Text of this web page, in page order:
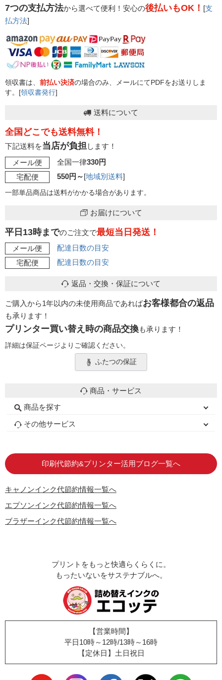
7つの支払方法から選べて便利！安心の後払いもOK！ [支
払方法]
領収書は、 前払い決済の場合のみ、メールにてPDFをお送りしま
す。[領収書発行]
送料について
全国どこでも送料無料！
下記送料を当店が負担します！
メール便
全国一律330円
宅配便
550円～[地域別送料]
一部単品商品は送料がかかる場合があります。
お届けについて
平日13時までのご注文で最短当日発送！
メール便
配達日数の目安
宅配便
配達日数の目安
返品・交換・保証について
ご購入から1年以内の未使用商品であればお客様都合の返品
も承ります！
プリンター買い替え時の商品交換も承ります！
詳細は保証ページよりご確認ください。
ふたつの保証
商品・サービス
商品を探す
初心者用セット
キャノンインク
エプソンインク
ブラザーインク
詰め替えインク
互換インクボトル
互換インクカートリッジ
再生インクカートリッジ
トナーカートリッジ
その他サービス
印刷代節約&プリンター活用ブログ一覧へ
キャノンインク代節約情報一覧へ
エプソンインク代節約情報一覧へ
ブラザーインク代節約情報一覧へ
プリントをもっと快適らくらくに。
もったいないをサステナブルへ。
【営業時間】
平日10時～12時/13時～16時
【定休日】土日祝日